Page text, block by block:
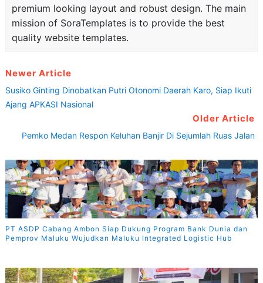
premium looking layout and robust design. The main
mission of SoraTemplates is to provide the best
quality website templates.
Newer Article
Susiko Ginting Dinobatkan Putri Otonomi Daerah Karo, Siap Ikuti
Ajang APKASI Nasional
Older Article
Pemko Medan Respon Keluhan Banjir Di Sejumlah Ruas Jalan
PT ASDP Cabang Ambon Siap Dukung Program Bank Dunia dan
Pemprov Maluku Wujudkan Maluku Integrated Logistic Hub